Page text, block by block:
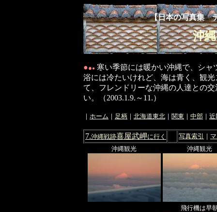
【日本の写真集
沖
●●● 寒い季節には暖かい沖縄で、シ
浴には冷たいけれど、海は青く、観
て、フレンドリーな沖縄の人達との
い。（2003.1.9.～11.）
｜ ホーム ｜ 足柄 ｜ 北海道東北 ｜ 関東 ｜ 中部 ｜ 近
7.沖縄戦跡喜屋武岬に行く 写真索引 ｜
沖縄観光
沖縄観光
飛行機は早